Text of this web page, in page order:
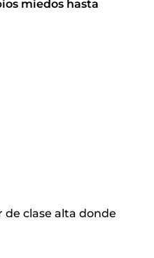
miedos hasta
de clase alta donde